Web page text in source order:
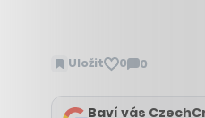
Uložit 0 0
Zobrazit
Baví vás